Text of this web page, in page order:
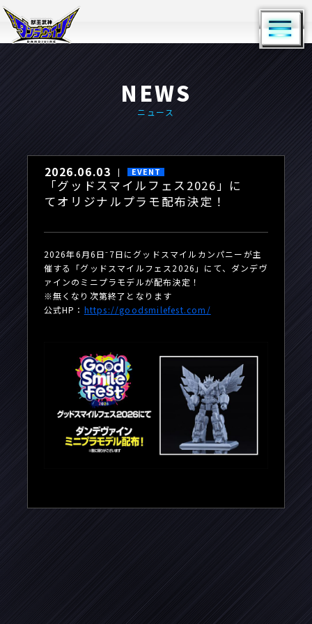
NEWS
ニュース
2026.06.03 EVENT
「グッドスマイルフェス2026」に
てオリジナルプラモ配布決定！
2026年6月6日⁻7日にグッドスマイルカンパニーが主
催する「グッドスマイルフェス2026」にて、ダンデヴ
ァインのミニプラモデルが配布決定！
※無くなり次第終了となります
公式HP： https://goodsmilefest.com/